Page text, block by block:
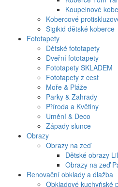
Koupelnové
Kobercové
Sigikid dětské koberce
Fototapety
Dětské fototapety
Dveřní fototapety
Fototapety SKLADEM
Fototapety z cest
Moře & Pláže
Parky & Zahrady
Příroda a Květiny
Umění & Deco
Západy slunce
Obrazy
Obrazy na zeď
Dětské obrazy
Obrazy na zeď
Renovační obklady a dlažba
Obkladové kuchyňské